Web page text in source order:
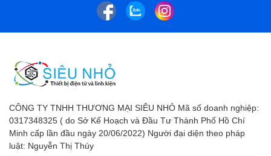
CÔNG TY TNHH THƯƠNG MẠI SIÊU NHỎ Mã số doanh nghiệp:
0317348325 ( do Sở Kế Hoạch và Đầu Tư Thành Phố Hồ Chí
Minh cấp lần đầu ngày 20/06/2022) Người đại diện theo pháp
luật: Nguyễn Thị Thúy